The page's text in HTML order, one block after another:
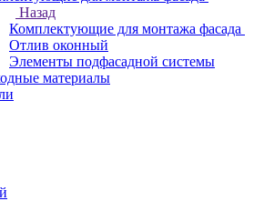
Назад
Комплектующие для монтажа фасада
Отлив оконный
Элементы подфасадной системы
материалы